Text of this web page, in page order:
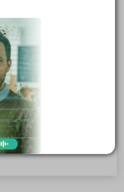
divadle
a jejich význam
a geografie sídel
elegie